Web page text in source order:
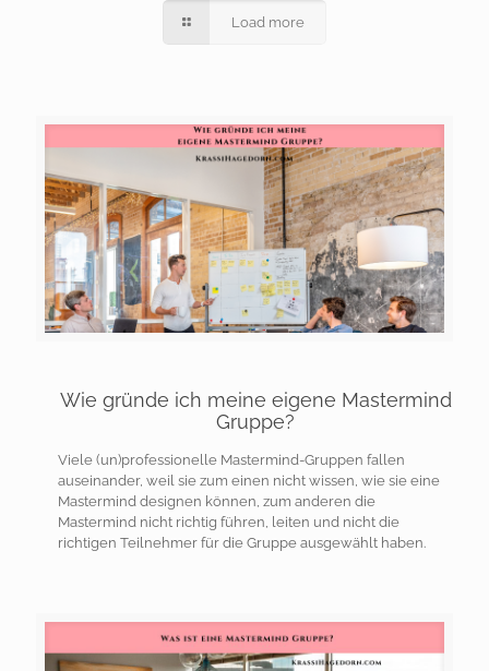
Load more
Wie gründe ich meine eigene Mastermind
Gruppe?
Viele (un)professionelle Mastermind-Gruppen fallen
auseinander, weil sie zum einen nicht wissen, wie sie eine
Mastermind designen können, zum anderen die
Mastermind nicht richtig führen, leiten und nicht die
richtigen Teilnehmer für die Gruppe ausgewählt haben.